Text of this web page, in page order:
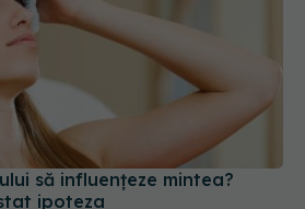
să influențeze mintea?
ipoteza